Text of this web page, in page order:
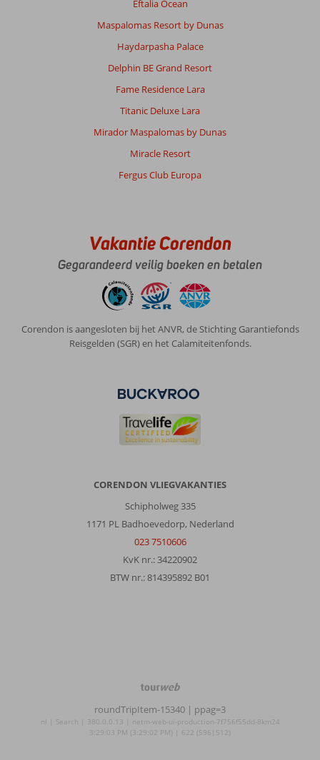
Eftalia Ocean
Maspalomas Resort by Dunas
Haydarpasha Palace
Delphin BE Grand Resort
Fame Residence Lara
Titanic Deluxe Lara
Mirador Maspalomas by Dunas
Miracle Resort
Fergus Club Europa
Vakantie Corendon
Gegarandeerd veilig boeken en betalen
Corendon is aangesloten bij het ANVR, de Stichting Garantiefonds
Reisgelden (SGR) en het Calamiteitenfonds.
CORENDON VLIEGVAKANTIES
Schipholweg 335
1171 PL Badhoevedorp, Nederland
023 7510606
KvK nr.: 34220902
BTW nr.: 814395892 B01
TourWeb
©
NetMatch
roundTripItem-15340 | ppag=3
nl | Search | 380.0.0.13 | netm-web-ui-production-7f756f55dd-8km24
3:29:03 PM (3:29:02 PM) | 622 (596|512)